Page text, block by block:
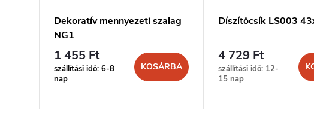
Dekoratív mennyezeti szalag
NG1
1 455 Ft
szállítási idő: 6-8
nap
KOSÁRBA
Díszítőcsík LS003
4 729 Ft
szállítási idő: 12-
15 nap